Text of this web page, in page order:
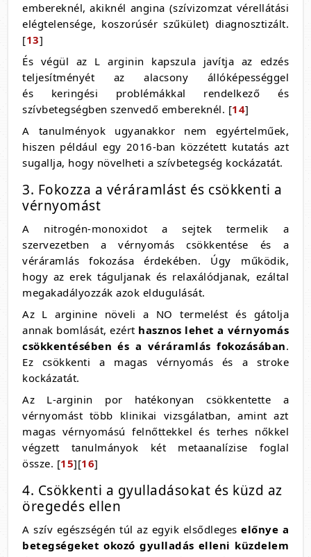
embereknél, akiknél angina (szívizomzat vérellátási
elégtelensége, koszorúsér szűkület) diagnosztizált.
[13]
És végül az L arginin kapszula javítja az edzés
teljesítményét az alacsony állóképességgel
és keringési problémákkal rendelkező és
szívbetegségben szenvedő embereknél. [14]
A tanulményok ugyanakkor nem egyértelműek,
hiszen például egy 2016-ban közzétett kutatás azt
sugallja, hogy növelheti a szívbetegség kockázatát.
3. Fokozza a véráramlást és csökkenti a
vérnyomást
A nitrogén-monoxidot a sejtek termelik a
szervezetben a vérnyomás csökkentése és a
véráramlás fokozása érdekében. Úgy működik,
hogy az erek táguljanak és relaxálódjanak, ezáltal
megakadályozzák azok eldugulását.
Az L arginine növeli a NO termelést és gátolja
annak bomlását, ezért hasznos lehet a vérnyomás
csökkentésében és a véráramlás fokozásában.
Ez csökkenti a magas vérnyomás és a stroke
kockázatát.
Az L-arginin por hatékonyan csökkentette a
vérnyomást több klinikai vizsgálatban, amint azt
magas vérnyomású felnőttekkel és terhes nőkkel
végzett tanulmányok két metaanalízise foglal
össze. [15][16]
4. Csökkenti a gyulladásokat és küzd az
öregedés ellen
A szív egészségén túl az egyik elsődleges előnye a
betegségeket okozó gyulladás elleni küzdelem